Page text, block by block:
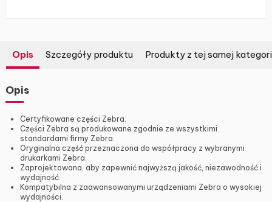
Opis Szczegóły produktu Produkty z tej samej
Opis
Certyfikowane części Zebra.
Części Zebra są produkowane zgodnie ze wszystkimi
standardami firmy Zebra.
Oryginalna część przeznaczona do współpracy z wybranymi
drukarkami Zebra.
Zaprojektowana, aby zapewnić najwyższą jakość, niezawodność i
wydajność.
Kompatybilna z zaawansowanymi urządzeniami Zebra o wysokiej
wydajności.